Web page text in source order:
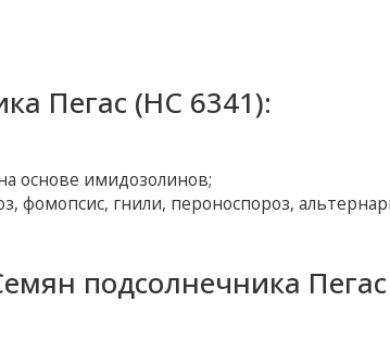
Пегас (НС 6341):
основе имидозолинов;
фомопсис, гнили, пероноспороз,
подсолнечника